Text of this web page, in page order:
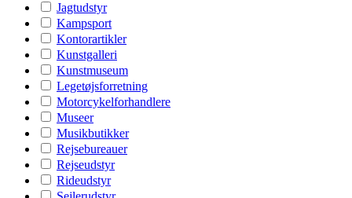
Jagtudstyr
Kampsport
Kontorartikler
Kunstgalleri
Kunstmuseum
Legetøjsforretning
Motorcykelforhandlere
Museer
Musikbutikker
Rejsebureauer
Rejseudstyr
Rideudstyr